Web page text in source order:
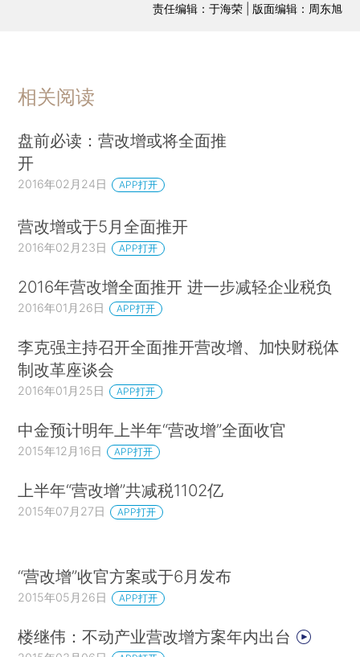
责任编辑：于海荣 | 版面编辑：周东旭
相关阅读
盘前必读：营改增或将全面推
开
2016年02月24日 APP打开
营改增或于5月全面推开
2016年02月23日 APP打开
2016年营改增全面推开 进一步减轻企业税负
2016年01月26日 APP打开
李克强主持召开全面推开营改增、加快财税体
制改革座谈会
2016年01月25日 APP打开
中金预计明年上半年“营改增”全面收官
2015年12月16日 APP打开
上半年“营改增”共减税1102亿
2015年07月27日 APP打开
“营改增”收官方案或于6月发布
2015年05月26日 APP打开
楼继伟：不动产业营改增方案年内出台